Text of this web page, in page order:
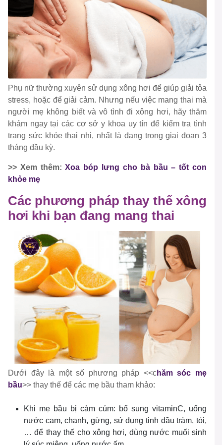
Phụ nữ thường xuyên sử dụng xông hơi để giúp giải tỏa
stress, hoặc để giải cảm. Nhưng nếu việc mang thai mà
người mẹ không biết và vô tình đi xông hơi, hãy thăm
khám ngay tại các cơ sở y khoa uy tín để kiểm tra tình
trạng sức khỏe thai nhi, nhất là đang trong giai đoạn 3
tháng đầu kỳ.
>> Xem thêm:Xoa bóp lưng cho bà bầu – tốt con
khỏe mẹ
Các phương pháp thay thế xông
hơi khi bạn đang mang thai
Dưới đây là một số phương pháp <<chăm sóc mẹ
bầu>> thay thế để các mẹ bầu tham khảo:
Khi mẹ bầu bị cảm cúm: bổ sung vitaminC, uống
nước cam, chanh, gừng, sử dụng tinh dầu tràm, tỏi,
… để thay thế cho xông hơi, dùng nước muối sinh